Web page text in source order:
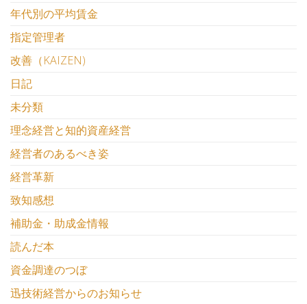
年代別の平均賃金
指定管理者
改善（KAIZEN)
日記
未分類
理念経営と知的資産経営
経営者のあるべき姿
経営革新
致知感想
補助金・助成金情報
読んだ本
資金調達のつぼ
迅技術経営からのお知らせ